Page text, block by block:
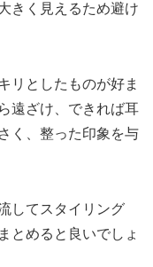
きく見えるため避け
リとしたものが好ま
遠ざけ、できれば耳
く、整った印象を与
してスタイリング
とめると良いでしょ